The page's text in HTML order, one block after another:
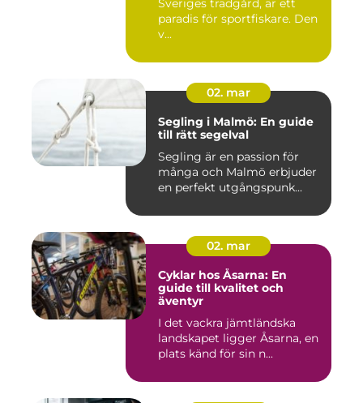
paradis för sportfiskare. Den
v...
02. mar
Segling i Malmö: En guide
till rätt segelval
Segling är en passion för
många och Malmö erbjuder
en perfekt utgångspunk...
02. mar
Cyklar hos Åsarna: En
guide till kvalitet och
äventyr
I det vackra jämtländska
landskapet ligger Åsarna, en
plats känd för sin n...